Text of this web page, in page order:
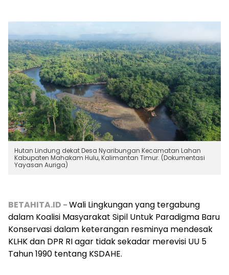
Hutan Lindung dekat Desa Nyaribungan Kecamatan Lahan
Kabupaten Mahakam Hulu, Kalimantan Timur. (Dokumentasi
Yayasan Auriga)
BETAHITA.ID -Wali Lingkungan yang tergabung
dalam Koalisi Masyarakat Sipil Untuk Paradigma Baru
Konservasi dalam keterangan resminya mendesak
KLHK dan DPR RI agar tidak sekadar merevisi UU 5
Tahun 1990 tentang KSDAHE.